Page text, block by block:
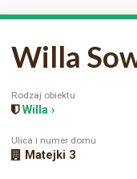
Willa
Rodzaj obiektu
Willa ›
Ulica i numer domu
Matejki 3